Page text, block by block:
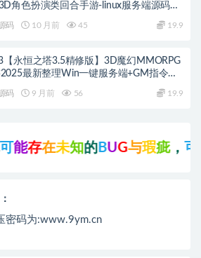
角色扮演类回合手游-linux服务端源码视
码 10 月前 45 19.9
【永恒之塔3.5精修版】3D魔幻MMORPG
最新整理Win一键服务端+GM指令
码 9 月前 56 19.9
存在未知的BUG与瑕疵，可 先联
密码为:www.9ym.cn